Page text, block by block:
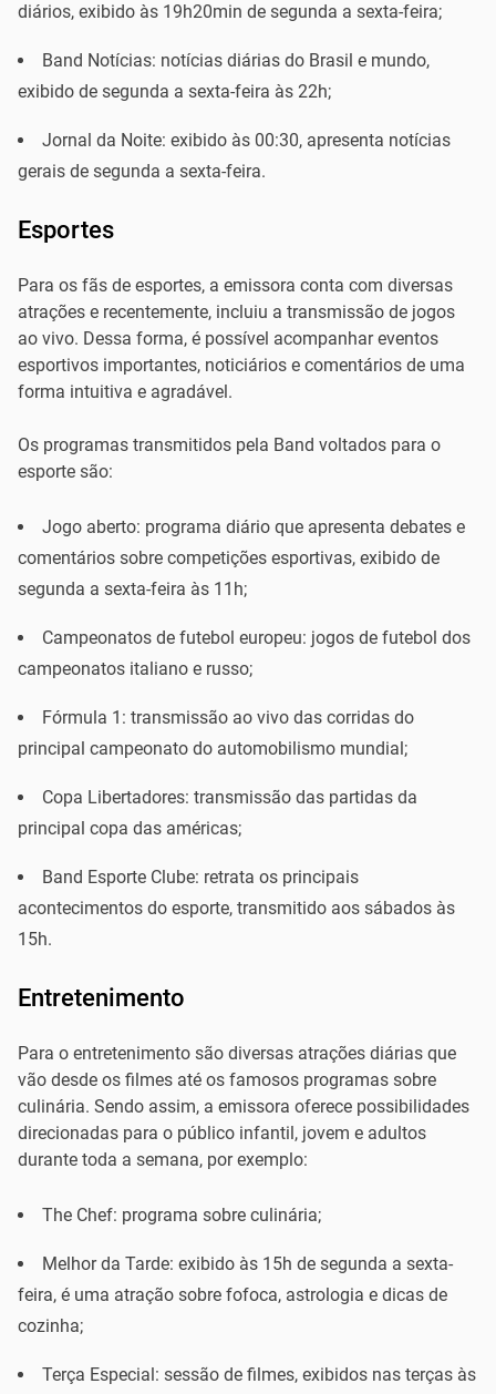
diários, exibido às 19h20min de segunda a sexta-feira;
Band Notícias: notícias diárias do Brasil e mundo,
exibido de segunda a sexta-feira às 22h;
Jornal da Noite: exibido às 00:30, apresenta notícias
gerais de segunda a sexta-feira.
Esportes
Para os fãs de esportes, a emissora conta com diversas
atrações e recentemente, incluiu a transmissão de jogos
ao vivo. Dessa forma, é possível acompanhar eventos
esportivos importantes, noticiários e comentários de uma
forma intuitiva e agradável.
Os programas transmitidos pela Band voltados para o
esporte são:
Jogo aberto: programa diário que apresenta debates e
comentários sobre competições esportivas, exibido de
segunda a sexta-feira às 11h;
Campeonatos de futebol europeu: jogos de futebol dos
campeonatos italiano e russo;
Fórmula 1: transmissão ao vivo das corridas do
principal campeonato do automobilismo mundial;
Copa Libertadores: transmissão das partidas da
principal copa das américas;
Band Esporte Clube: retrata os principais
acontecimentos do esporte, transmitido aos sábados às
15h.
Entretenimento
Para o entretenimento são diversas atrações diárias que
vão desde os filmes até os famosos programas sobre
culinária. Sendo assim, a emissora oferece possibilidades
direcionadas para o público infantil, jovem e adultos
durante toda a semana, por exemplo:
The Chef: programa sobre culinária;
Melhor da Tarde: exibido às 15h de segunda a sexta-
feira, é uma atração sobre fofoca, astrologia e dicas de
cozinha;
Terça Especial: sessão de filmes, exibidos nas terças às